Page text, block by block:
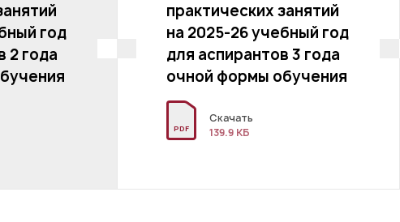
год
2 года
практических занятий
на 2025-26 учебный год
для аспирантов 3 года
очной формы обучения
PDF
Скачать
139.9 КБ